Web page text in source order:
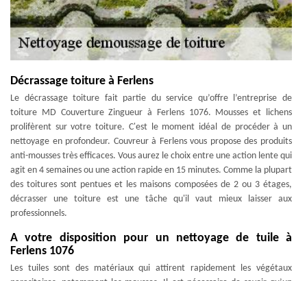
Décrassage toiture à Ferlens
Le décrassage toiture fait partie du service qu’offre l’entreprise de
toiture MD Couverture Zingueur à Ferlens 1076. Mousses et lichens
prolifèrent sur votre toiture. C'est le moment idéal de procéder à un
nettoyage en profondeur. Couvreur à Ferlens vous propose des produits
anti-mousses très efficaces. Vous aurez le choix entre une action lente qui
agit en 4 semaines ou une action rapide en 15 minutes. Comme la plupart
des toitures sont pentues et les maisons composées de 2 ou 3 étages,
décrasser une toiture est une tâche qu'il vaut mieux laisser aux
professionnels.
A votre disposition pour un nettoyage de tuile à
Ferlens 1076
Les tuiles sont des matériaux qui attirent rapidement les végétaux